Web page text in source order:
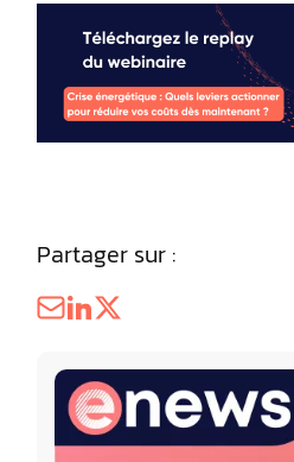
Partager sur :